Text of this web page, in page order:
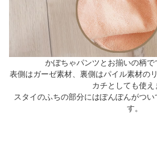
かぼちゃパンツとお揃いの柄で
表側はガーゼ素材、裏側はパイル素材の
カチとしても使え
スタイのふちの部分にはぽんぽんがつ
す。